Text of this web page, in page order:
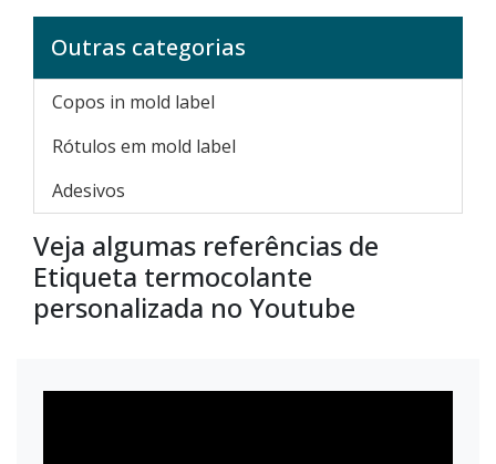
Outras categorias
Copos in mold label
Rótulos em mold label
Adesivos
Veja algumas referências de
Etiqueta termocolante
personalizada no Youtube